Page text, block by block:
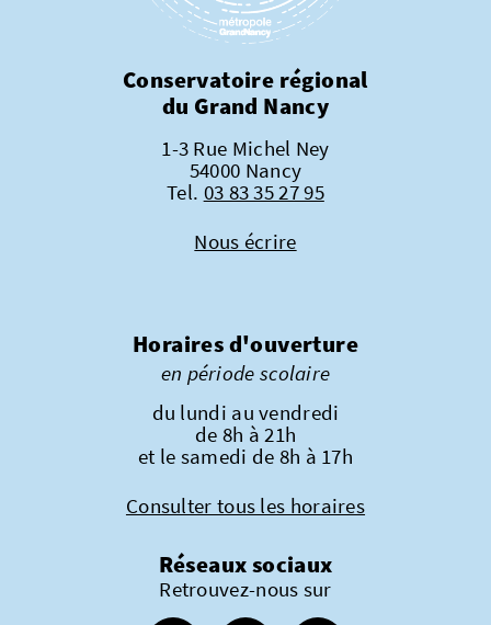
Conservatoire régional
du Grand Nancy
1-3 Rue Michel Ney
54000 Nancy
Tel. 03 83 35 27 95
Nous écrire
Horaires d'ouverture
en période scolaire
du lundi au vendredi
de 8h à 21h
et le samedi de 8h à 17h
Consulter tous les horaires
Réseaux sociaux
Retrouvez-nous sur
Suivez-nous sur Facebook
Suivez-nous sur Instagram
Suivez-nous sur Youtube